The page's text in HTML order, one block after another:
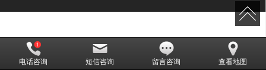
电话咨询 短信咨询 留言咨询 查看地图